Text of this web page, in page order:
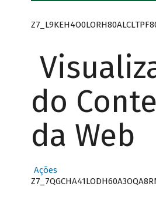
do
da Web
Ações